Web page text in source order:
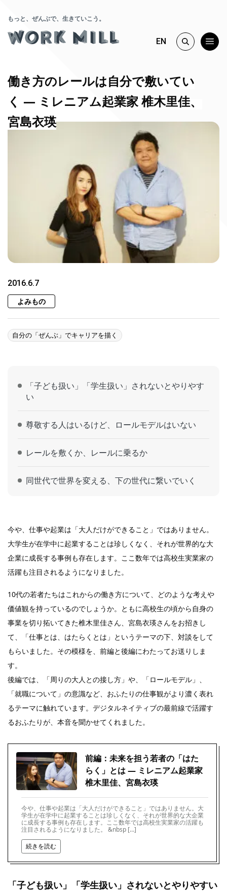
もっと、ぜんぶで、生きていこう。
EN
働き方のレールは自分で敷いてい
く ― ミレニアム起業家 椎木里佳、
宮島衣瑛
2016.6.7
よみもの
自分の「ぜんぶ」でキャリアを描く
「子ども扱い」「学生扱い」されないとやりやす
い
尊敬する人はいるけど、ロールモデルはいない
レールを敷くか、レールに乗るか
同世代で世界を変える、下の世代に繋いでいく
今や、仕事や起業は「大人だけができること」ではありません。
大学生が在学中に起業することは珍しくなく、それが世界的な大
企業に成長する事例も存在します。ここ数年では高校生実業家の
活躍も注目されるようになりました。
10代の若者たちはこれからの働き方について、どのような考えや
価値観を持っているのでしょうか。ともに高校生の頃から自身の
事業を切り拓いてきた椎木里佳さん、宮島衣瑛さんをお招きし
て、「仕事とは、はたらくとは」というテーマの下、対談をして
もらいました。その模様を、前編と後編にわたってお送りしま
す。
後編では、「周りの大人との接し方」や、「ロールモデル」、
「就職について」の意識など、おふたりの仕事観がより濃く表れ
るテーマに触れています。デジタルネイティブの最前線で活躍す
るおふたりが、本音を聞かせてくれました。
前編：未来を担う若者の「はた
らく」とは ― ミレニアム起業家
椎木里佳、宮島衣瑛
今や、仕事や起業は「大人だけができること」ではありません。大
学生が在学中に起業することは珍しくなく、それが世界的な大企業
に成長する事例も存在します。ここ数年では高校生実業家の活躍も
注目されるようになりました。 &nbsp […]
続きを読む
「子ども扱い」「学生扱い」されないとやりやすい